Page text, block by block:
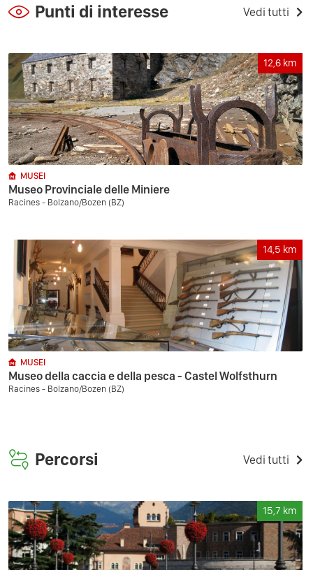
Punti di interesse Vedi tutti
12,6 km
MUSEI
Museo Provinciale delle Miniere
Racines - Bolzano/Bozen (BZ)
14,5 km
MUSEI
Museo della caccia e della pesca - Castel Wolfsthurn
Racines - Bolzano/Bozen (BZ)
Percorsi Vedi tutti
15,7 km